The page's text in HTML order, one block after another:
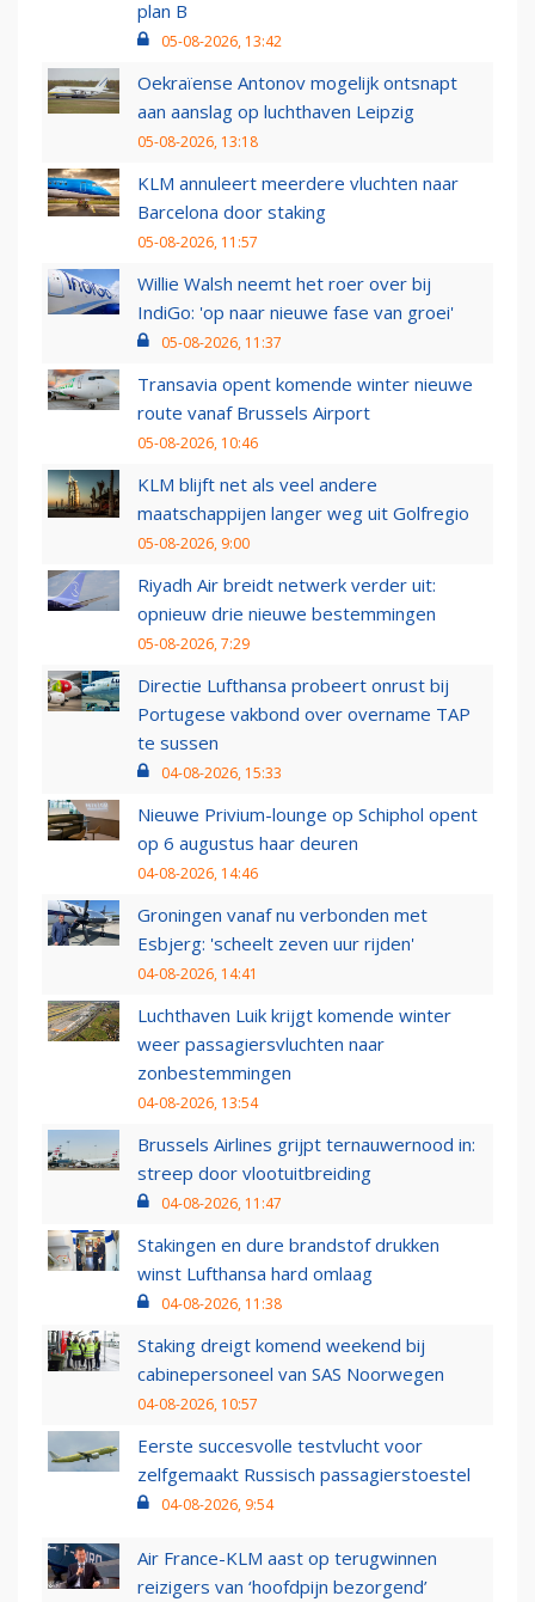
plan B
05-08-2026, 13:42
Oekraïense Antonov mogelijk ontsnapt
aan aanslag op luchthaven Leipzig
05-08-2026, 13:18
KLM annuleert meerdere vluchten naar
Barcelona door staking
05-08-2026, 11:57
Willie Walsh neemt het roer over bij
IndiGo: 'op naar nieuwe fase van groei'
05-08-2026, 11:37
Transavia opent komende winter nieuwe
route vanaf Brussels Airport
05-08-2026, 10:46
KLM blijft net als veel andere
maatschappijen langer weg uit Golfregio
05-08-2026, 9:00
Riyadh Air breidt netwerk verder uit:
opnieuw drie nieuwe bestemmingen
05-08-2026, 7:29
Directie Lufthansa probeert onrust bij
Portugese vakbond over overname TAP
te sussen
04-08-2026, 15:33
Nieuwe Privium-lounge op Schiphol opent
op 6 augustus haar deuren
04-08-2026, 14:46
Groningen vanaf nu verbonden met
Esbjerg: 'scheelt zeven uur rijden'
04-08-2026, 14:41
Luchthaven Luik krijgt komende winter
weer passagiersvluchten naar
zonbestemmingen
04-08-2026, 13:54
Brussels Airlines grijpt ternauwernood in:
streep door vlootuitbreiding
04-08-2026, 11:47
Stakingen en dure brandstof drukken
winst Lufthansa hard omlaag
04-08-2026, 11:38
Staking dreigt komend weekend bij
cabinepersoneel van SAS Noorwegen
04-08-2026, 10:57
Eerste succesvolle testvlucht voor
zelfgemaakt Russisch passagierstoestel
04-08-2026, 9:54
Air France-KLM aast op terugwinnen
reizigers van ‘hoofdpijn bezorgend’